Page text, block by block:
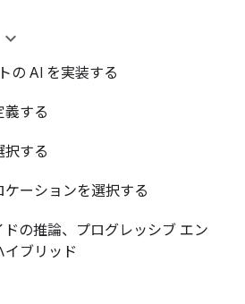
の AI を実装する
義する
択する
ケーションを選択する
ドの推論、プログレッシブ エン
イブリッド